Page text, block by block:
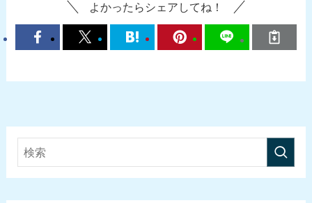
よかったらシェアしてね！